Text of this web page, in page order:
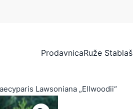
ProdavnicaRuže
Lawsoniana „Ellwoodii“